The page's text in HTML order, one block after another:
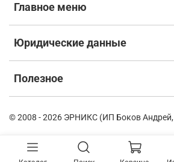
Главное меню
Юридические данные
Полезное
© 2008 - 2026 ЭРНИКС (ИП Боков